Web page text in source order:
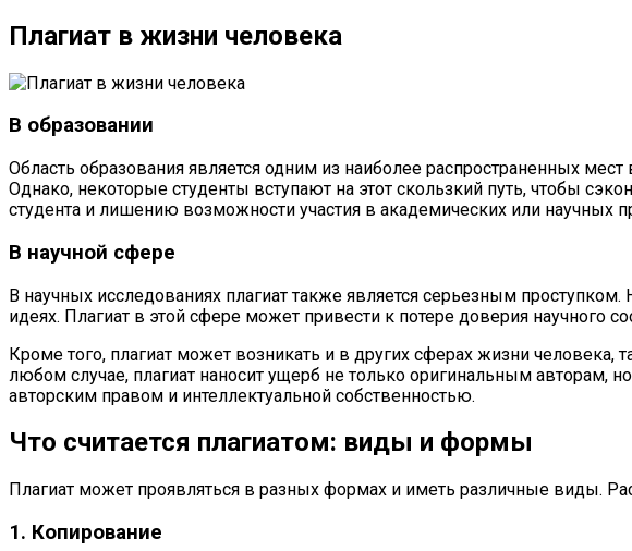
Плагиат в жизни человека
В образовании
Область образования является одним из наиболее распространенных
Однако, некоторые студенты вступают на этот скользкий путь, чтобы
студента и лишению возможности участия в академических или научных
В научной сфере
В научных исследованиях плагиат также является серьезным
идеях. Плагиат в этой сфере может привести к потере доверия научного
Кроме того, плагиат может возникать и в других сферах жизни
любом случае, плагиат наносит ущерб не только оригинальным
авторским правом и интеллектуальной собственностью.
Что считается плагиатом: виды и формы
Плагиат может проявляться в разных формах и иметь различные виды.
1. Копирование